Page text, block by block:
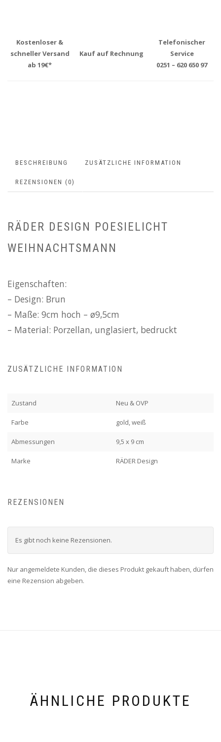
Kostenloser &
schneller Versand
ab 19€*
Kauf auf Rechnung
Telefonischer
Service
0251 – 620 650 97
BESCHREIBUNG ZUSÄTZLICHE INFORMATION
REZENSIONEN (0)
RÄDER DESIGN POESIELICHT
WEIHNACHTSMANN
Eigenschaften:
– Design: Brun
– Maße: 9cm hoch – ø9,5cm
– Material: Porzellan, unglasiert, bedruckt
ZUSÄTZLICHE INFORMATION
Zustand Neu & OVP
Farbe gold, weiß
Abmessungen 9,5 x 9 cm
Marke RÄDER Design
REZENSIONEN
Es gibt noch keine Rezensionen.
Nur angemeldete Kunden, die dieses Produkt gekauft haben, dürfen
eine Rezension abgeben.
ÄHNLICHE PRODUKTE